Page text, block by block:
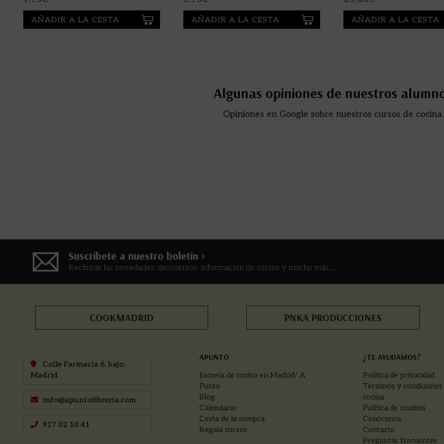
AÑADIR A LA CESTA AÑADIR A LA CESTA AÑADIR A LA CESTA
Algunas opiniones de nuestros
Opiniones en Google sobre nuestros cursos de cocina.
Suscríbete a nuestro boletín >
Recibirás las novedades, descuentos, información de cursos y mucho más...
COOKMADRID PNKA PRODUCCIONES
Calle Farmacia 6, bajo.
Madrid
info@apuntolibreria.com
917 02 10 41
APUNTO
Escuela de cocina en Madrid/ A
Punto
Blog
Calendario
Cesta de la compra
Regala cursos
¿TE AYUDAMOS?
Política de privacidad
Términos y
cocina
Política de cookies
Conócenos
Contacto
Preguntas frecuentes